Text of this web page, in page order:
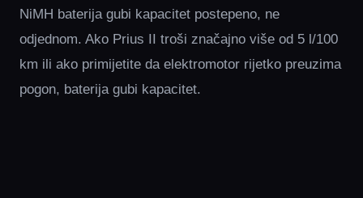
NiMH baterija gubi kapacitet postepeno, ne
odjednom. Ako Prius II troši značajno više od 5 l/100
km ili ako primijetite da elektromotor rijetko preuzima
pogon, baterija gubi kapacitet.